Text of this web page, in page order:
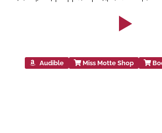
Audible Miss Motte Shop